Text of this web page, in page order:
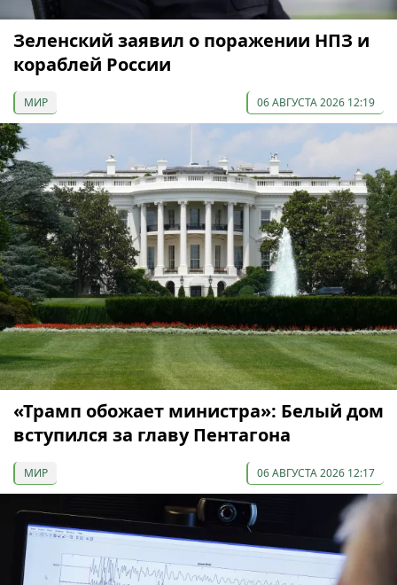
Зеленский заявил о поражении НПЗ и
кораблей России
МИР 06 АВГУСТА 2026 12:19
«Трамп обожает министра»: Белый дом
вступился за главу Пентагона
МИР 06 АВГУСТА 2026 12:17